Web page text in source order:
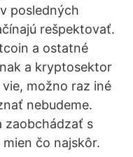
posledných
rešpektovať.
a ostatné
a kryptosektor
možno raz iné
nebudeme.
zaobchádzať s
čo najskôr.